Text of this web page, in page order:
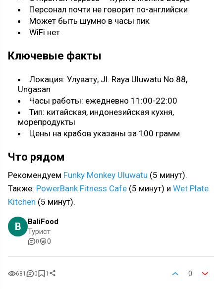
Персонал почти не говорит по-английски
Может быть шумно в часы пик
WiFi нет
Ключевые факты
Локация: Улувату, Jl. Raya Uluwatu No.88,
Ungasan
Часы работы: ежедневно 11:00-22:00
Тип: китайская, индонезийская кухня,
морепродукты
Цены на крабов указаны за 100 грамм
Что рядом
Рекомендуем Funky Monkey Uluwatu (5 минут).
Также: PowerBank Fitness Cafe (5 минут) и Wet Plate
Kitchen (5 минут).
B
BaliFood
Турист
0 0
681 0 1 0